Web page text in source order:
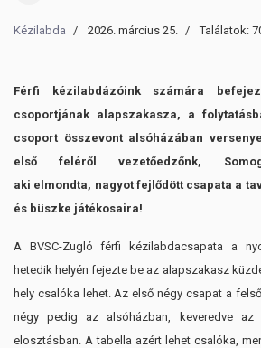
Kézilabda 2026. március 25. Találatok:
Férfi kézilabdázóink számára
csoportjának alapszakasza, a
csoport összevont alsóházában
első feléről vezetőedzőnk,
aki elmondta, nagyot fejlődött csapata a
és büszke játékosaira!
A BVSC-Zugló férfi kézilabdacsapata a
hetedik helyén fejezte be az alapszakasz
hely csalóka lehet. Az első négy csapat a
négy pedig az alsóházban, keveredve az
elosztásban. A tabella azért lehet csalóka,